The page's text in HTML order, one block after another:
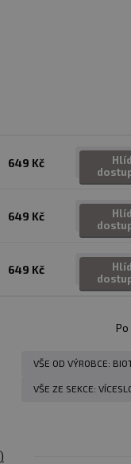
649 Kč
649 Kč
649 Kč
Po
VŠE OD VÝROBCE:
VŠE ZE SEKCE: